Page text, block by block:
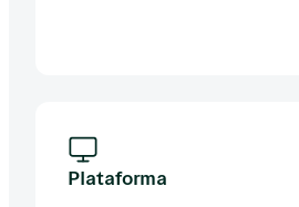
Plataforma